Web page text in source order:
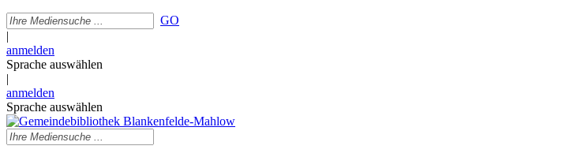
GO
|
anmelden
Sprache auswählen
|
anmelden
Sprache auswählen